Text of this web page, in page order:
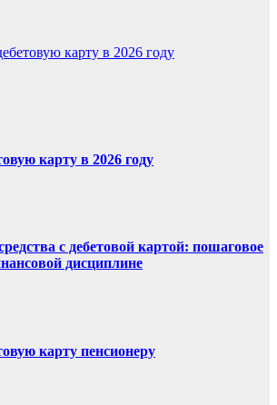
карту в 2026 году
карту в 2026 году
с дебетовой картой: пошаговое
дисциплине
карту пенсионеру